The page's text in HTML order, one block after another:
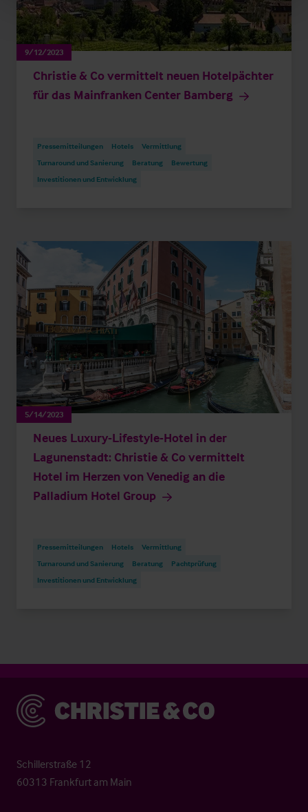
9/12/2023
Christie & Co vermittelt neuen Hotelpächter
für das Mainfranken Center Bamberg
Pressemitteilungen Hotels
Vermittlung
Turnaround und Sanierung
Beratung
Bewertung
Investitionen und Entwicklung
5/14/2023
Neues Luxury-Lifestyle-Hotel in der
Lagunenstadt: Christie & Co vermittelt
Hotel im Herzen von Venedig an die
Palladium Hotel Group
Pressemitteilungen Hotels
Vermittlung
Turnaround und Sanierung
Beratung
Pachtprüfung
Investitionen und Entwicklung
Christie & Co
Schillerstraße 12
60313 Frankfurt am Main